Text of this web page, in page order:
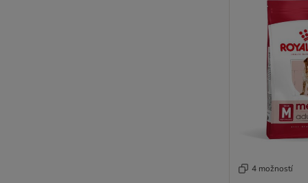
4 možností